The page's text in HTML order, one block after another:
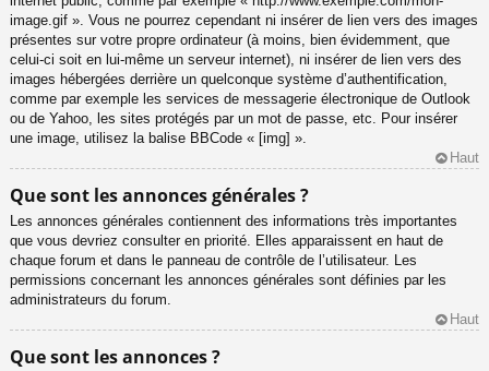
image.gif ». Vous ne pourrez cependant ni insérer de lien vers des images
présentes sur votre propre ordinateur (à moins, bien évidemment, que
celui-ci soit en lui-même un serveur internet), ni insérer de lien vers des
images hébergées derrière un quelconque système d’authentification,
comme par exemple les services de messagerie électronique de Outlook
ou de Yahoo, les sites protégés par un mot de passe, etc. Pour insérer
une image, utilisez la balise BBCode « [img] ».
Haut
Que sont les annonces générales ?
Les annonces générales contiennent des informations très importantes
que vous devriez consulter en priorité. Elles apparaissent en haut de
chaque forum et dans le panneau de contrôle de l’utilisateur. Les
permissions concernant les annonces générales sont définies par les
administrateurs du forum.
Haut
Que sont les annonces ?